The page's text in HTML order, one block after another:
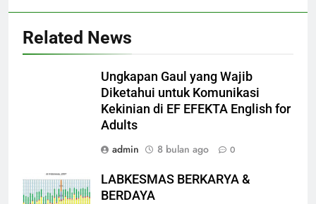
Related News
Ungkapan Gaul yang Wajib
Diketahui untuk Komunikasi
Kekinian di EF EFEKTA English for
Adults
admin
8 bulan ago 0
LABKESMAS BERKARYA &
BERDAYA